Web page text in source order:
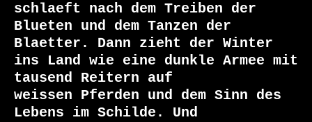
schlaeft nach dem Treiben der
Blueten und dem Tanzen der
Blaetter. Dann zieht der Winter
ins Land wie eine dunkle Armee mit
tausend Reitern auf
weissen Pferden und dem Sinn des
Lebens im Schilde. Und